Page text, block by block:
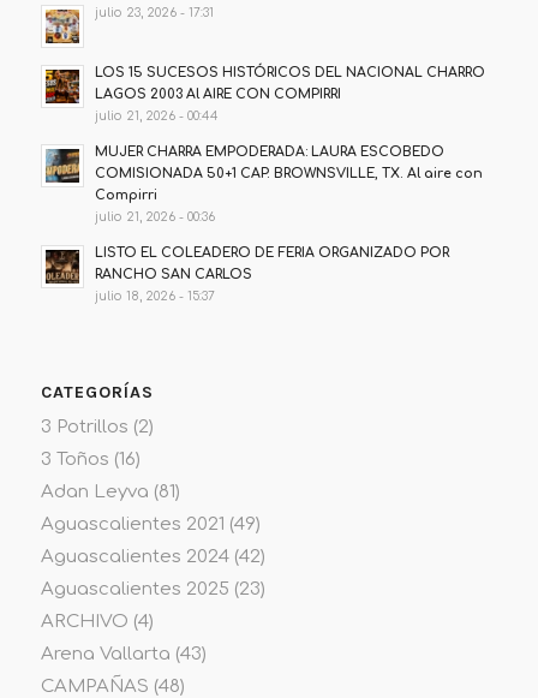
julio 23, 2026 - 17:31
LOS 15 SUCESOS HISTÓRICOS DEL NACIONAL CHARRO
LAGOS 2003 Al AIRE CON COMPIRRI
julio 21, 2026 - 00:44
MUJER CHARRA EMPODERADA: LAURA ESCOBEDO
COMISIONADA 50+1 CAP. BROWNSVILLE, TX. Al aire con
Compirri
julio 21, 2026 - 00:36
LISTO EL COLEADERO DE FERIA ORGANIZADO POR
RANCHO SAN CARLOS
julio 18, 2026 - 15:37
CATEGORÍAS
3 Potrillos (2)
3 Toños (16)
Adan Leyva (81)
Aguascalientes 2021 (49)
Aguascalientes 2024(42)
Aguascalientes 2025 (23)
ARCHIVO (4)
Arena Vallarta (43)
CAMPAÑAS (48)